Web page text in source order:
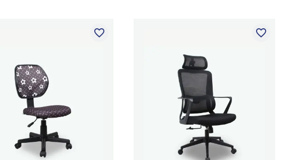
favorite_border favorite_border